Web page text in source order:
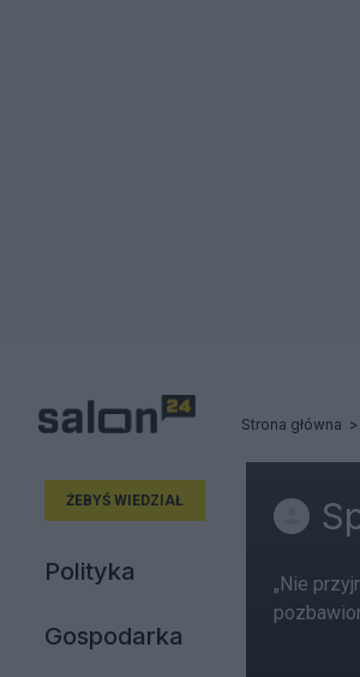
Strona główna
ŻEBYŚ WIEDZIAŁ
Polityka
Gospodarka
„Nie